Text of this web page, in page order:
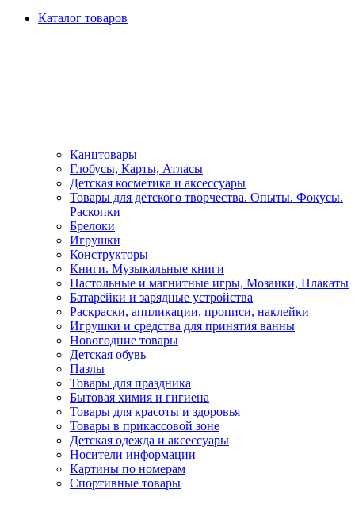
Каталог товаров
Канцтовары
Глобусы, Карты, Атласы
Детская косметика и аксессуары
Товары для детского творчества. Опыты. Фокусы.
Раскопки
Брелоки
Игрушки
Конструкторы
Книги. Музыкальные книги
Настольные и магнитные игры, Мозаики, Плакаты
Батарейки и зарядные устройства
Раскраски, аппликации, прописи, наклейки
Игрушки и средства для принятия ванны
Новогодние товары
Детская обувь
Пазлы
Товары для праздника
Бытовая химия и гигиена
Товары для красоты и здоровья
Товары в прикассовой зоне
Детская одежда и аксессуары
Носители информации
Картины по номерам
Спортивные товары